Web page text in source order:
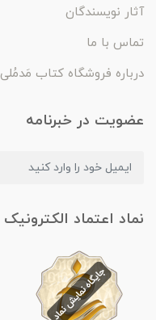
آثار نویسندگان
تماس با ما
درباره فروشگاه کتاب مَدمُلی
عضویت در خبرنامه
نماد اعتماد الکترونیک